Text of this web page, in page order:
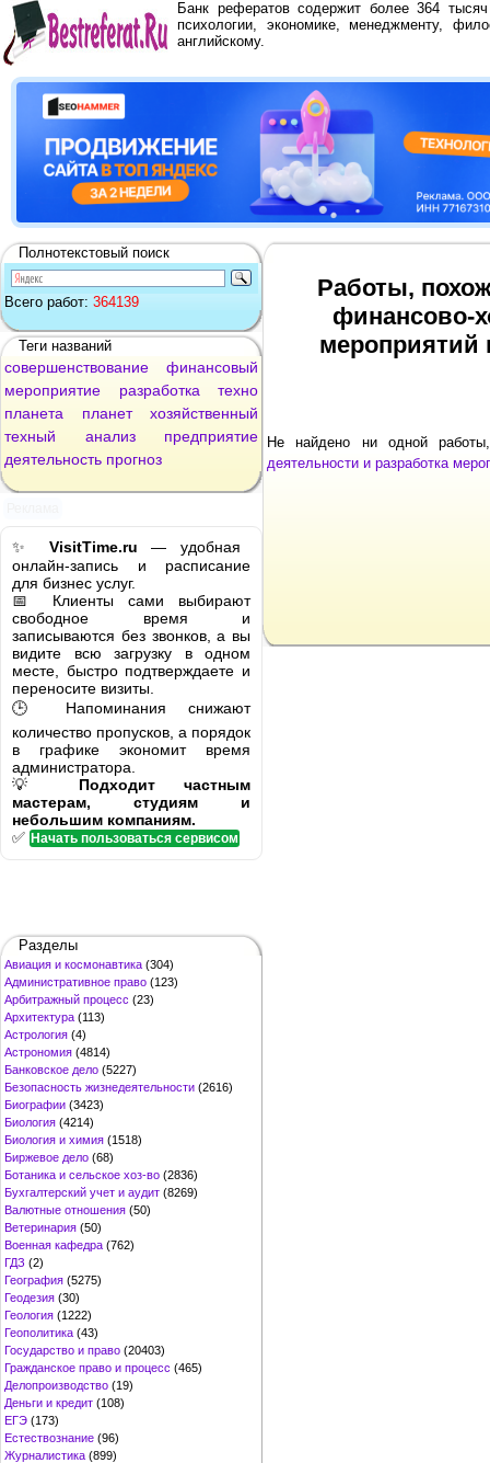
Банк рефератов содержит более 364
психологии, экономике, менеджменту,
английскому.
Полнотекстовый поиск
Всего работ: 364139
Теги названий
совершенствование
финансовый
мероприятие
разработка
техно
планета
планет
хозяйственный
техный
анализ
предприятие
деятельность прогноз
✨ VisitTime.ru — удобная
онлайн-запись и расписание
для бизнес услуг.
📅 Клиенты сами выбирают
свободное время и
записываются без звонков, а вы
видите всю загрузку в одном
месте, быстро подтверждаете и
переносите визиты.
🕒 Напоминания снижают
количество пропусков, а порядок
в графике экономит время
администратора.
💡 Подходит частным
мастерам, студиям и
небольшим компаниям.
✅ Начать пользоваться сервисом
Разделы
Авиация и космонавтика (304)
Административное право (123)
Арбитражный процесс (23)
Архитектура (113)
Астрология (4)
Астрономия (4814)
Банковское дело (5227)
Безопасность жизнедеятельности (2616)
Биографии (3423)
Биология (4214)
Биология и химия (1518)
Биржевое дело (68)
Ботаника и сельское хоз-во (2836)
Бухгалтерский учет и аудит (8269)
Валютные отношения (50)
Ветеринария (50)
Военная кафедра (762)
ГДЗ (2)
География (5275)
Геодезия (30)
Геология (1222)
Геополитика (43)
Государство и право (20403)
Гражданское право и процесс (465)
Делопроизводство (19)
Деньги и кредит (108)
ЕГЭ (173)
Естествознание (96)
Журналистика (899)
Работы,
финансово-
мероприятий
Не найдено ни одной
деятельности и разработка